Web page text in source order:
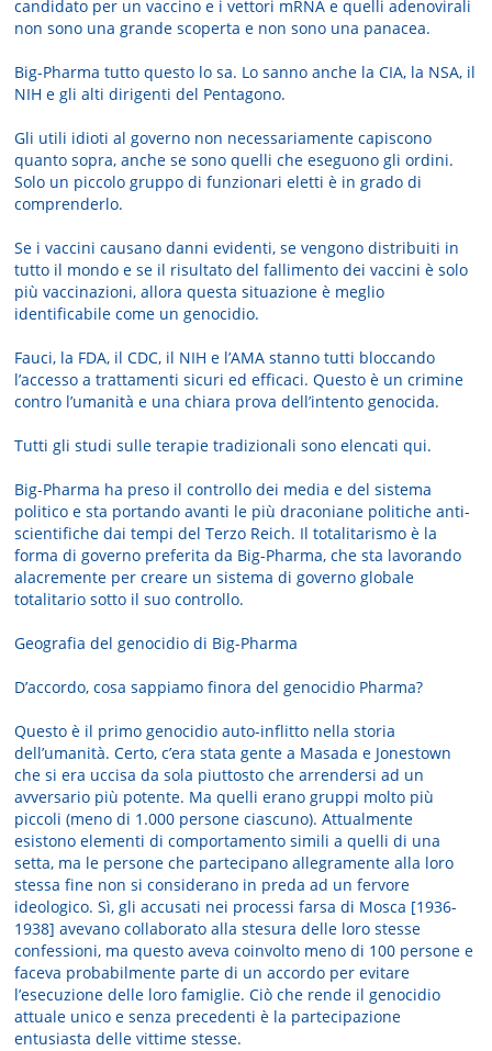
candidato per un vaccino e i vettori mRNA e quelli adenovirali
non sono una grande scoperta e non sono una panacea.
Big-Pharma tutto questo lo sa. Lo sanno anche la CIA, la NSA, il
NIH e gli alti dirigenti del Pentagono.
Gli utili idioti al governo non necessariamente capiscono
quanto sopra, anche se sono quelli che eseguono gli ordini.
Solo un piccolo gruppo di funzionari eletti è in grado di
comprenderlo.
Se i vaccini causano danni evidenti, se vengono distribuiti in
tutto il mondo e se il risultato del fallimento dei vaccini è solo
più vaccinazioni, allora questa situazione è meglio
identificabile come un genocidio.
Fauci, la FDA, il CDC, il NIH e l’AMA stanno tutti bloccando
l’accesso a trattamenti sicuri ed efficaci. Questo è un crimine
contro l’umanità e una chiara prova dell’intento genocida.
Tutti gli studi sulle terapie tradizionali sono elencati qui.
Big-Pharma ha preso il controllo dei media e del sistema
politico e sta portando avanti le più draconiane politiche anti-
scientifiche dai tempi del Terzo Reich. Il totalitarismo è la
forma di governo preferita da Big-Pharma, che sta lavorando
alacremente per creare un sistema di governo globale
totalitario sotto il suo controllo.
Geografia del genocidio di Big-Pharma
D’accordo, cosa sappiamo finora del genocidio Pharma?
Questo è il primo genocidio auto-inflitto nella storia
dell’umanità. Certo, c’era stata gente a Masada e Jonestown
che si era uccisa da sola piuttosto che arrendersi ad un
avversario più potente. Ma quelli erano gruppi molto più
piccoli (meno di 1.000 persone ciascuno). Attualmente
esistono elementi di comportamento simili a quelli di una
setta, ma le persone che partecipano allegramente alla loro
stessa fine non si considerano in preda ad un fervore
ideologico. Sì, gli accusati nei processi farsa di Mosca [1936-
1938] avevano collaborato alla stesura delle loro stesse
confessioni, ma questo aveva coinvolto meno di 100 persone e
faceva probabilmente parte di un accordo per evitare
l’esecuzione delle loro famiglie. Ciò che rende il genocidio
attuale unico e senza precedenti è la partecipazione
entusiasta delle vittime stesse.